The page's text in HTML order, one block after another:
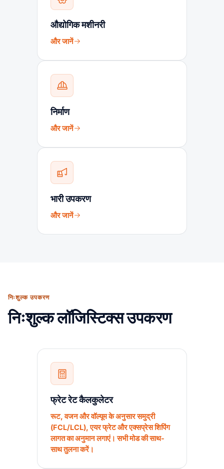
औद्योगिक मशीनरी
और जानें
निर्माण
और जानें
भारी उपकरण
और जानें
निःशुल्क उपकरण
निःशुल्क लॉजिस्टिक्स उपकरण
फ्रेट रेट कैलकुलेटर
रूट, वजन और वॉल्यूम के अनुसार समुद्री
(FCL/LCL), एयर फ्रेट और एक्सप्रेस शिपिंग
लागत का अनुमान लगाएं। सभी मोड की साथ-
साथ तुलना करें।